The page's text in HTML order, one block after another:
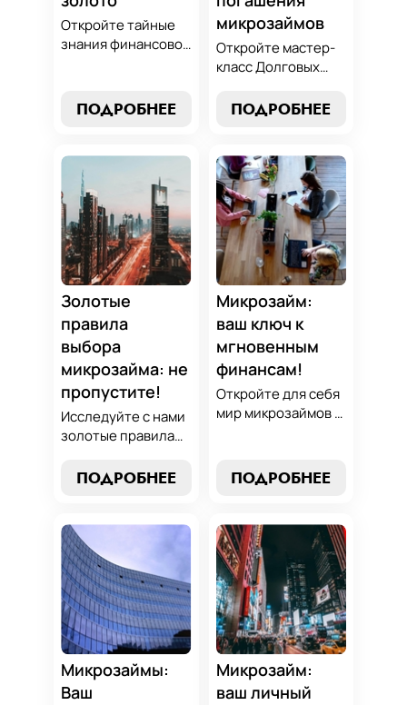
Откройте тайные
знания финансовой
превращать
обязательства по
золотые
возможности.
Погрузитесь в мир
умного управления
долгами с нашим
практическим
руководством.
ПОДРОБНЕЕ
микрозаймов
Откройте мастер-
класс Долговых
погашению
финансового
равновесия.
Узнайте, как
управлять долгами
и достичь
финансовой
гармонии, следуя
нашим
проверенным
стратегиям.
ПОДРОБНЕЕ
Золотые
правила
выбора
микрозайма: не
пропустите!
Исследуйте с нами
золотые правила
и узнайте, как
вариант,
разработать
стратегию
погашения и
обеспечить свою
финансовую
безопасность. Ваш
компас в мире
микрокредитов!
ПОДРОБНЕЕ
Микрозайм:
ваш ключ к
мгновенным
финансам!
Откройте для себя
мир микрозаймов с
выбрать лучший
микрозайм,
стратегии
погашения и
обеспечить себе
финансовую
стабильность. Ваш
ключ к умным
финансам здесь!
ПОДРОБНЕЕ
Микрозаймы:
Ваш
Микрозайм:
ваш личный